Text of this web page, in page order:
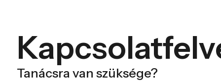
Tanácsra van szüksége?